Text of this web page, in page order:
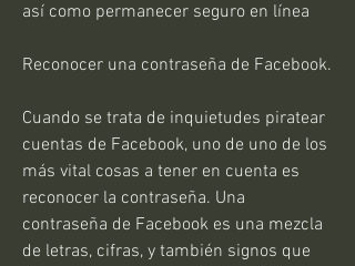
así como permanecer seguro en línea
Reconocer una contraseña de Facebook.
Cuando se trata de inquietudes piratear
cuentas de Facebook, uno de uno de los
más vital cosas a tener en cuenta es
reconocer la contraseña. Una
contraseña de Facebook es una mezcla
de letras, cifras, y también signos que